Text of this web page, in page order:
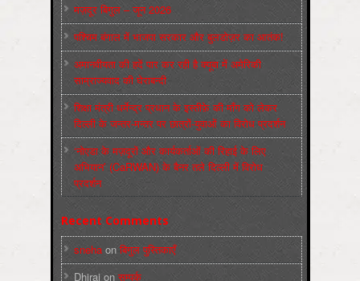
मज़दूर बिगुल – जून 2026
पश्चिम बंगाल में भाजपा सरकार और बुलडोज़र का आतंक!
अमानवीयता की हदें पार कर रही है क्यूबा में अमेरिकी
साम्राज्यवाद की घेराबन्दी
शिक्षा मंत्री धर्मेन्द्र प्रधान के इस्तीफ़े की माँग को लेकर
दिल्ली के जन्तर-मन्तर पर छात्रों-युवाओं का विरोध प्रदर्शन
‘नोएडा के मज़दूरों और कार्यकर्ताओं की रिहाई के लिए
अभियान’ (CaRWAN) के बैनर तले दिल्ली में विरोध
प्रदर्शन
Recent Comments
sneha on बिगुल पुस्तिकाएँ
Dhiraj on सम्पर्क